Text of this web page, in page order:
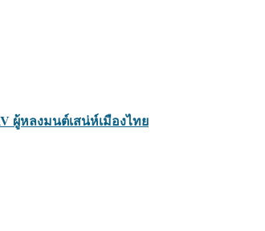
ผู้หลงมนต์เสน่ห์เมืองไทย